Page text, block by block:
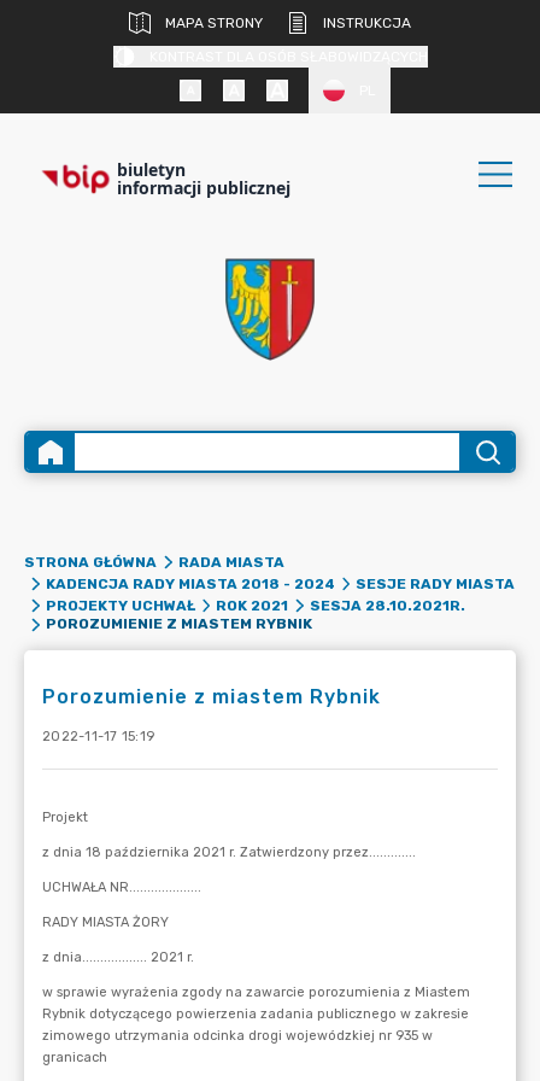
MAPA STRONY
INSTRUKCJA
biuletyn
informacji publicznej
STRONA GŁÓWNA
RADA MIASTA
KADENCJA RADY MIASTA 2018 - 2024
SESJE RADY MIASTA
PROJEKTY UCHWAŁ
ROK 2021
SESJA 28.10.2021R.
POROZUMIENIE Z MIASTEM RYBNIK
Porozumienie z miastem Rybnik
2022-11-17 15:19